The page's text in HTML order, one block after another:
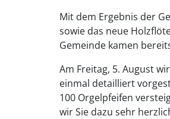
Mit dem Ergebnis der
sowie das neue
Gemeinde kamen
Am Freitag, 5. August
einmal detailliert
100 Orgelpfeifen
wir Sie dazu sehr